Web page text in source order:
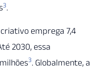
3.
emprega 7,4
2030, essa
3. Globalmente, a